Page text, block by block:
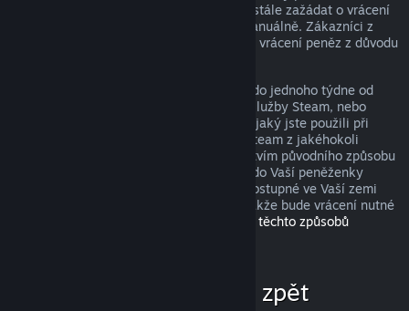
peněz, avšak i když je nesplníte, můžete stále zažádat o vrácení
peněz a my Vaši žádost zkontrolujeme manuálně. Zákazníci z
některých zemí mohou mít navíc práva na vrácení peněz z důvodu
Peníze Vám budou v plné výši navráceny do jednoho týdne od
schválení, a to buďto do Vaší peněženky služby Steam, nebo
prostřednictvím stejného způsobu platby, jaký jste použili při
nákupu produktu. Pokud nebude služba Steam z jakéhokoli
důvodu schopna vrátit peníze prostřednictvím původního způsobu
platby, budou peníze v plné výši vráceny do Vaší peněženky
služby Steam. (Některé způsoby platby dostupné ve Vaší zemi
totiž nemusí podporovat vracení peněz, takže bude vrácení nutné
Kompletní seznam těchto způsobů
Za co lze získat peníze zpět